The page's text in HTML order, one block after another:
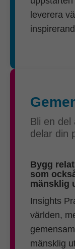
leverera
Bli en del
delar din
Bygg
som
mänsklig
Insights
världen,
mänsklig